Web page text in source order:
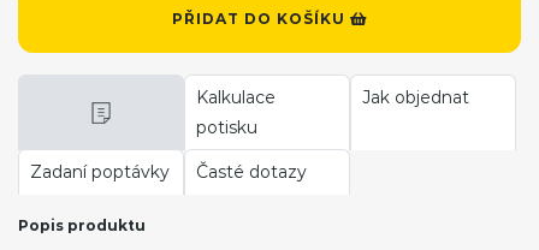
PŘIDAT DO KOŠÍKU
Kalkulace
potisku
Jak objednat
Zadaní poptávky Časté dotazy
Popis produktu